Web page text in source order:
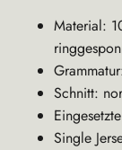
Material:
Schnitt:
Single